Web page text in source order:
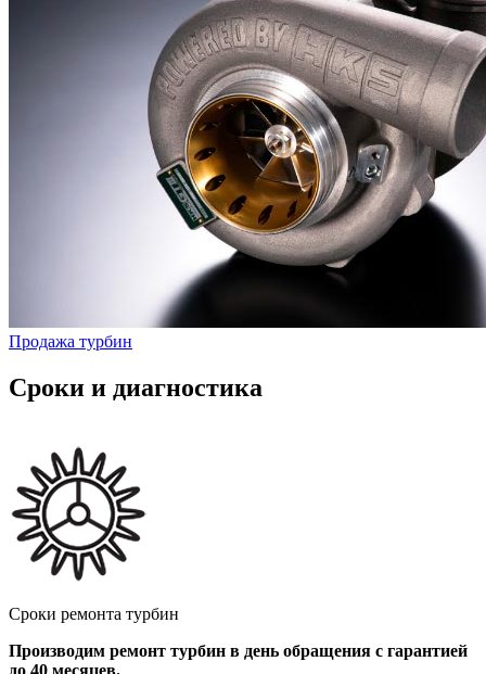
Продажа турбин
Сроки и диагностика
Сроки ремонта турбин
Производим ремонт турбин в день обращения с гарантией
до 40 месяцев.